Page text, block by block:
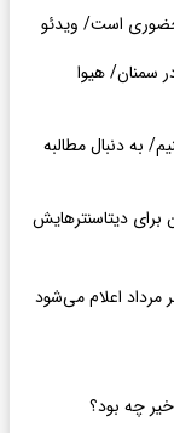
است/ ویدئو
سمنان/ هیوا
به دنبال مطالبه
دیتاسنترهایش
چه بود؟